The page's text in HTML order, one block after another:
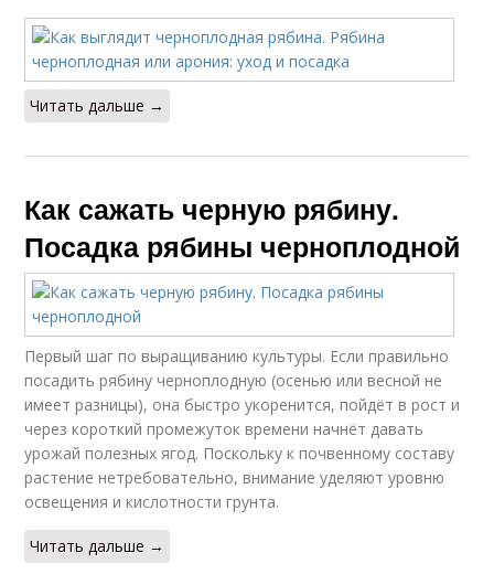
Читать дальше →
Как сажать черную рябину.
Посадка рябины черноплодной
Первый шаг по выращиванию культуры. Если правильно
посадить рябину черноплодную (осенью или весной не
имеет разницы), она быстро укоренится, пойдёт в рост и
через короткий промежуток времени начнёт давать
урожай полезных ягод. Поскольку к почвенному составу
растение нетребовательно, внимание уделяют уровню
освещения и кислотности грунта.
Читать дальше →